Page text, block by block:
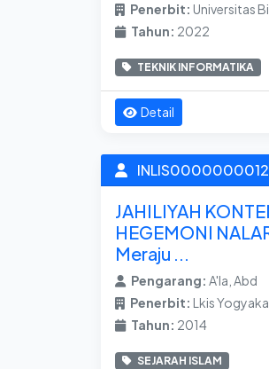
Penerbit: Universitas
Tahun: 2022
TEKNIK INFORMATIKA
Detail
JAHILIYAH
HEGEMONI
Meraju ...
Pengarang: A'la, Abd
Penerbit: Lkis
Tahun: 2014
SEJARAH ISLAM